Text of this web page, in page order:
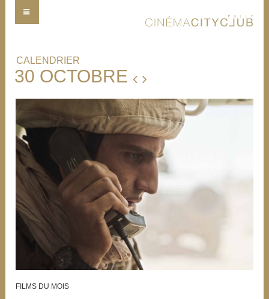
30 OCTOBRE
FILMS DU MOIS
CALENDRIER